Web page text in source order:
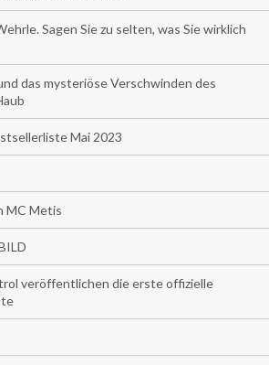
Sagen Sie zu selten, was Sie wirklich
das mysteriöse Verschwinden des
Mai 2023
MC Metis
veröffentlichen die erste offizielle